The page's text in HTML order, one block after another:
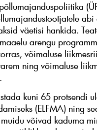
väetisi hankida.
arengu
võimaluse
ning võimaluse
kuni 65 protsendi
(ELFMA) ning
võivad kaduma